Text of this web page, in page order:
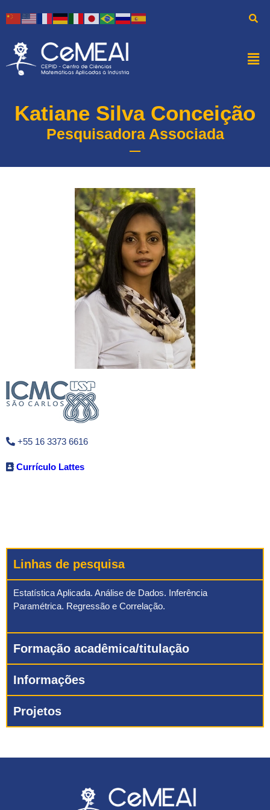
Katiane Silva Conceição
Pesquisadora Associada
+55 16 3373 6616
Currículo Lattes
Linhas de pesquisa
Estatística Aplicada. Análise de Dados. Inferência
Paramétrica. Regressão e Correlação.
Formação acadêmica/titulação
Informações
Projetos